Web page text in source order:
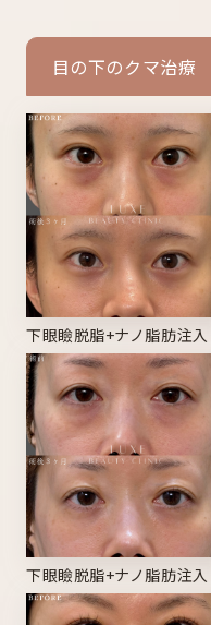
目の下のクマ治療
下眼瞼脱脂+ナノ脂肪注入
下眼瞼脱脂+ナノ脂肪注入